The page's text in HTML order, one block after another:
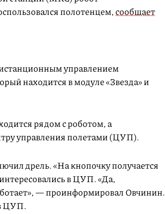
полотенцем,сообщает
управлением
находится в модуле «Звезда» и
рядом с роботом, а
управления полетами (ЦУП).
дрель. «На кнопочку получается
в ЦУП. «Да,
— проинформировал Овчинин.
ЦУП.